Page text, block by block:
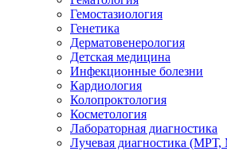
Гемостазиология
Генетика
Дерматовенерология
Детская медицина
Инфекционные болезни
Кардиология
Колопроктология
Косметология
Лабораторная диагностика
Лучевая диагностика